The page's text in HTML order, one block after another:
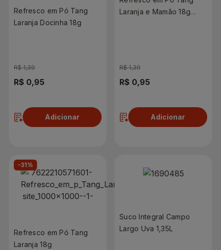
Refresco em Pó Tang
Laranja Docinha 18g
R$ 1,39
R$ 0,95
Adicionar
Laranja e Mamão 18g
R$ 1,39
R$ 0,95
Adicionar
-31%
Refresco em Pó Tang
Laranja 18g
Suco Integral Campo
Largo Uva 1,35L